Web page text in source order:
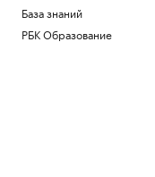
База знаний
РБК Образование